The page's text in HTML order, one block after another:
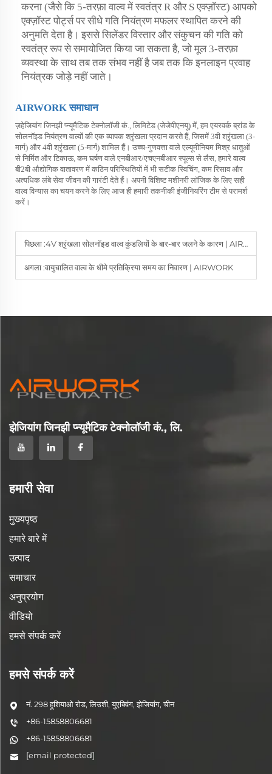
करना (जैसे कि 5-तरफ़ा वाल्व में स्वतंत्र R और S एक्ज़ॉस्ट) आपको
एक्ज़ॉस्ट पोर्ट्स पर सीधे गति नियंत्रण मफलर स्थापित करने की
अनुमति देता है। इससे सिलेंडर विस्तार और संकुचन की गति को
स्वतंत्र रूप से समायोजित किया जा सकता है, जो मूल 3-तरफ़ा
व्यवस्था के साथ तब तक संभव नहीं है जब तक कि इनलाइन प्रवाह
नियंत्रक जोड़े नहीं जाते।
AIRWORK समाधान
ज़हेजियांग जिनझी प्न्यूमैटिक टेक्नोलॉजी कं., लिमिटेड (जेजेपीएनयू) में, हम एयरवर्क ब्रांड के
सोलनॉइड नियंत्रण वाल्वों की एक व्यापक श्रृंखला प्रदान करते हैं, जिसमें 3वी श्रृंखला (3-
मार्ग) और 4वी श्रृंखला (5-मार्ग) शामिल हैं। उच्च-गुणवत्ता वाले एल्यूमीनियम मिश्र धातुओं
से निर्मित और टिकाऊ, कम घर्षण वाले एनबीआर/एचएनबीआर स्पूल्स से लैस, हमारे वाल्व
बी2बी औद्योगिक वातावरण में कठिन परिस्थितियों में भी सटीक स्विचिंग, कम रिसाव और
अत्यधिक लंबे सेवा जीवन की गारंटी देते हैं। अपनी विशिष्ट मशीनरी लॉजिक के लिए सही
वाल्व विन्यास का चयन करने के लिए आज ही हमारी तकनीकी इंजीनियरिंग टीम से परामर्श
करें।
पिछला :4V श्रृंखला सोलनॉइड वाल्व कुंडलियों के बार-बार जलने के कारण | AIRWORK समाधान
अगला :वायुचालित वाल्व के धीमे प्रतिक्रिया समय का निवारण | AIRWORK
झेजियांग जिनझी प्न्यूमैटिक टेक्नोलॉजी कं., लि.
हमारी सेवा
मुख्यपृष्ठ
हमारे बारे में
उत्पाद
समाचार
अनुप्रयोग
वीडियो
हमसे संपर्क करें
हमसे संपर्क करें
नं. 298 हूशियाओ रोड, लिउशी, युएक्विंग, झेजियांग, चीन
+86-15858806681
+86-15858806681
[email protected]